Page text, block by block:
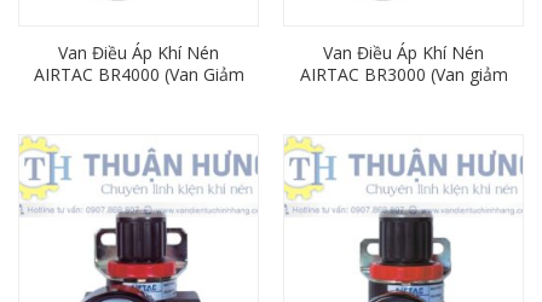
Van Điều Áp Khí Nén
AIRTAC BR4000 (Van Giảm
Van Điều Áp Khí Nén
AIRTAC BR3000 (Van giảm